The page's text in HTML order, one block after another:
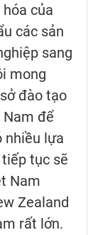
của
các sản
sang
mong
đào tạo
Nam để
nhiều lựa
tục sẽ
Nam
Zealand
rất lớn.